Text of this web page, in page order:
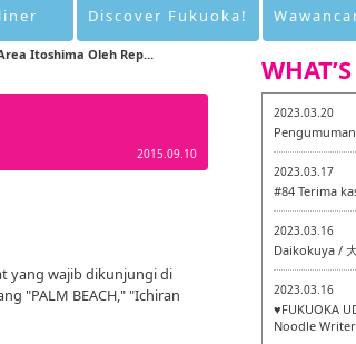
Discover Fukuoka!
Itoshima Oleh Rep...
2015.09.10
yang wajib dikunjungi di
"PALM BEACH," "Ichiran
2023.03.20
2023.03.17
#84 Terima
2023.03.16
Daikokuya /
2023.03.16
♥FUKUOKA
Noodle